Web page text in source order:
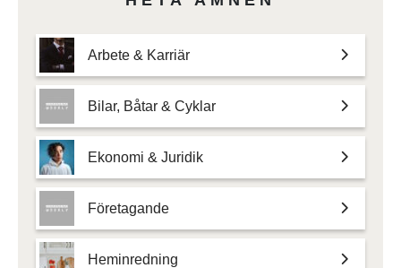
Arbete & Karriär
Bilar, Båtar & Cyklar
Ekonomi & Juridik
Företagande
Heminredning